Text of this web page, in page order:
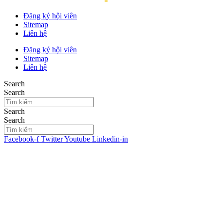
Đăng ký hội viên
Sitemap
Liên hệ
Đăng ký hội viên
Sitemap
Liên hệ
Search
Search
Search
Search
Facebook-f TwitterYoutube Linkedin-in